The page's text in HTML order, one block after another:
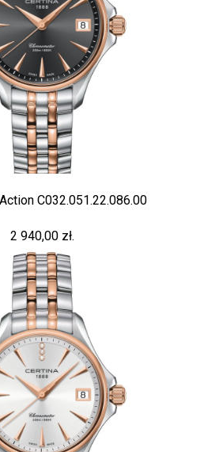
C032.051.22.086.00
2 940,00 zł.